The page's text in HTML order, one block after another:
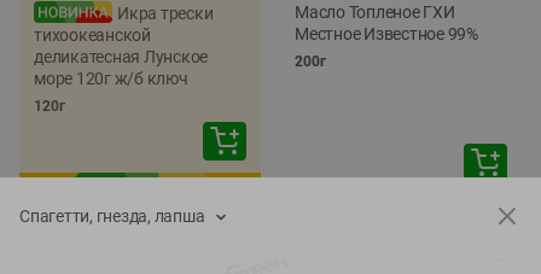
Икра трески
тихоокеанской
деликатесная Лунское
море 120г ж/б ключ
120г
Масло Топленое ГХИ
Местное Известное 99%
200г
Спагетти, гнезда, лапша